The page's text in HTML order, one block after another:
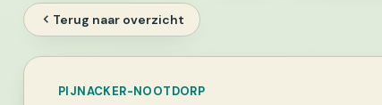
Terug naar overzicht
PIJNACKER-NOOTDORP